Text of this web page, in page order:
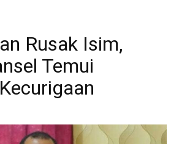
Rusak Isim,
Temui